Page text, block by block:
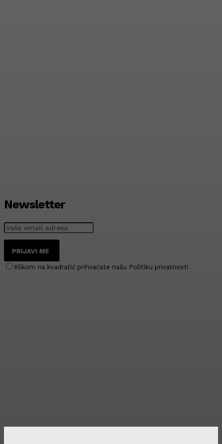
Newsletter
PRIJAVI ME
Klikom na kvadratić prihvaćate našu Politiku privatnosti